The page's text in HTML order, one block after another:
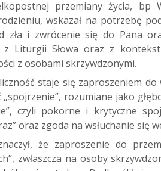
przemiany życia,
wskazał na potrzebę
zła i zwrócenie się do Pana
z Liturgii Słowa oraz z
z osobami skrzywdzonymi.
staje się zaproszeniem
rozumiane jako
czyli pokorne i krytyczne
oraz zgoda na wsłuchanie się
że zaproszenie do
zwłaszcza na osoby